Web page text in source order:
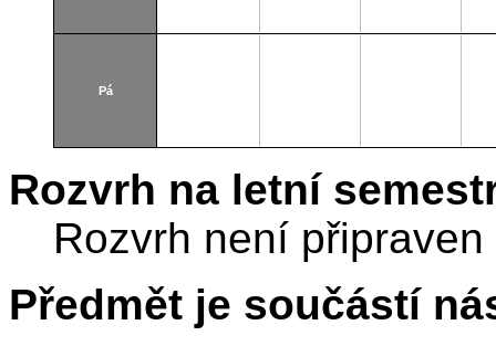
Pá
Rozvrh na letní
Rozvrh není připraven
Předmět je součástí